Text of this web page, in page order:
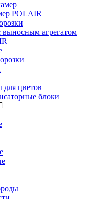
POLAIR
выносным агрегатом
цветов
блоки